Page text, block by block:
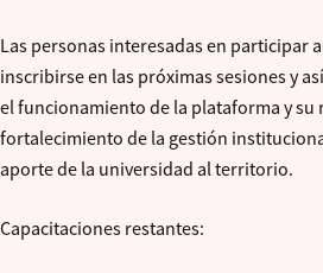
Las personas interesadas en participar
inscribirse en las próximas sesiones y
el funcionamiento de la plataforma y su
fortalecimiento de la gestión
aporte de la universidad al territorio.
Capacitaciones restantes: